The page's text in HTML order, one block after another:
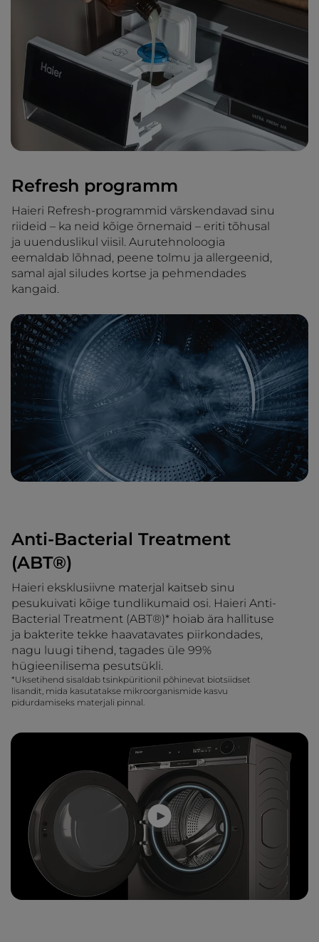
Refresh programm
Haieri Refresh-programmid värskendavad sinu
riideid – ka neid kõige õrnemaid – eriti tõhusal
ja uuenduslikul viisil. Aurutehnoloogia
eemaldab lõhnad, peene tolmu ja allergeenid,
samal ajal siludes kortse ja pehmendades
kangaid.
Anti-Bacterial Treatment
(ABT®)
Haieri eksklusiivne materjal kaitseb sinu
pesukuivati kõige tundlikumaid osi. Haieri Anti-
Bacterial Treatment (ABT®)* hoiab ära hallituse
ja bakterite tekke haavatavates piirkondades,
nagu luugi tihend, tagades üle 99%
hügieenilisema pesutsükli.
*Uksetihend sisaldab tsinkpüritionil põhinevat biotsiidset
lisandit, mida kasutatakse mikroorganismide kasvu
pidurdamiseks materjali pinnal.